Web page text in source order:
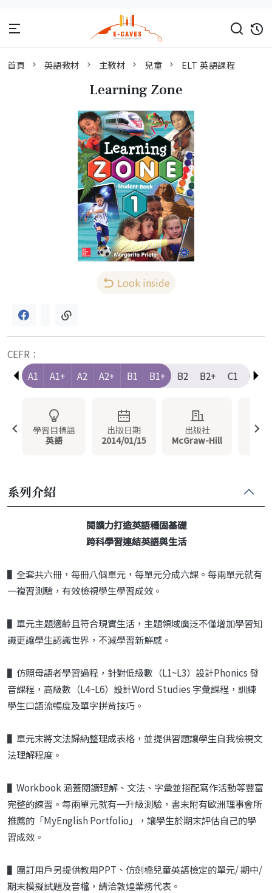
首頁 英語教材 主教材 兒童 ELT 英語課程
Learning Zone
Look inside
CEFR：
A1
A1 A1+ A2 A2+ B1 B1+ B2 B2+ C1 C1+
學習目標語
英語
出版日期
2014/01/15
出版社
McGraw-Hill
系列介紹
閱讀力打造英語穩固基礎
跨科學習連結英語與生活
▌全套共六冊，每冊八個單元，每單元分成六課。每兩單元就有
一複習測驗，有效檢視學生學習成效。
▌單元主題適齡且符合現實生活，主題領域廣泛不僅增加學習知
識更讓學生認識世界，不減學習新鮮感。
▌仿照母語者學習過程，針對低級數（L1~L3）設計Phonics 發
音課程，高級數（L4~L6）設計Word Studies 字彙課程，訓練
學生口語流暢度及單字拼背技巧。
▌單元末將文法歸納整理成表格，並提供習題讓學生自我檢視文
法理解程度。
▌Workbook 涵蓋閱讀理解、文法、字彙並搭配寫作活動等豐富
完整的練習。每兩單元就有一升級測驗，書末附有歐洲理事會所
推薦的「MyEnglish Portfolio」，讓學生於期末評估自己的學
習成效。
▌團訂用戶另提供教用PPT、仿劍橋兒童英語檢定的單元/ 期中/
期末模擬試題及音檔，請洽敦煌業務代表。